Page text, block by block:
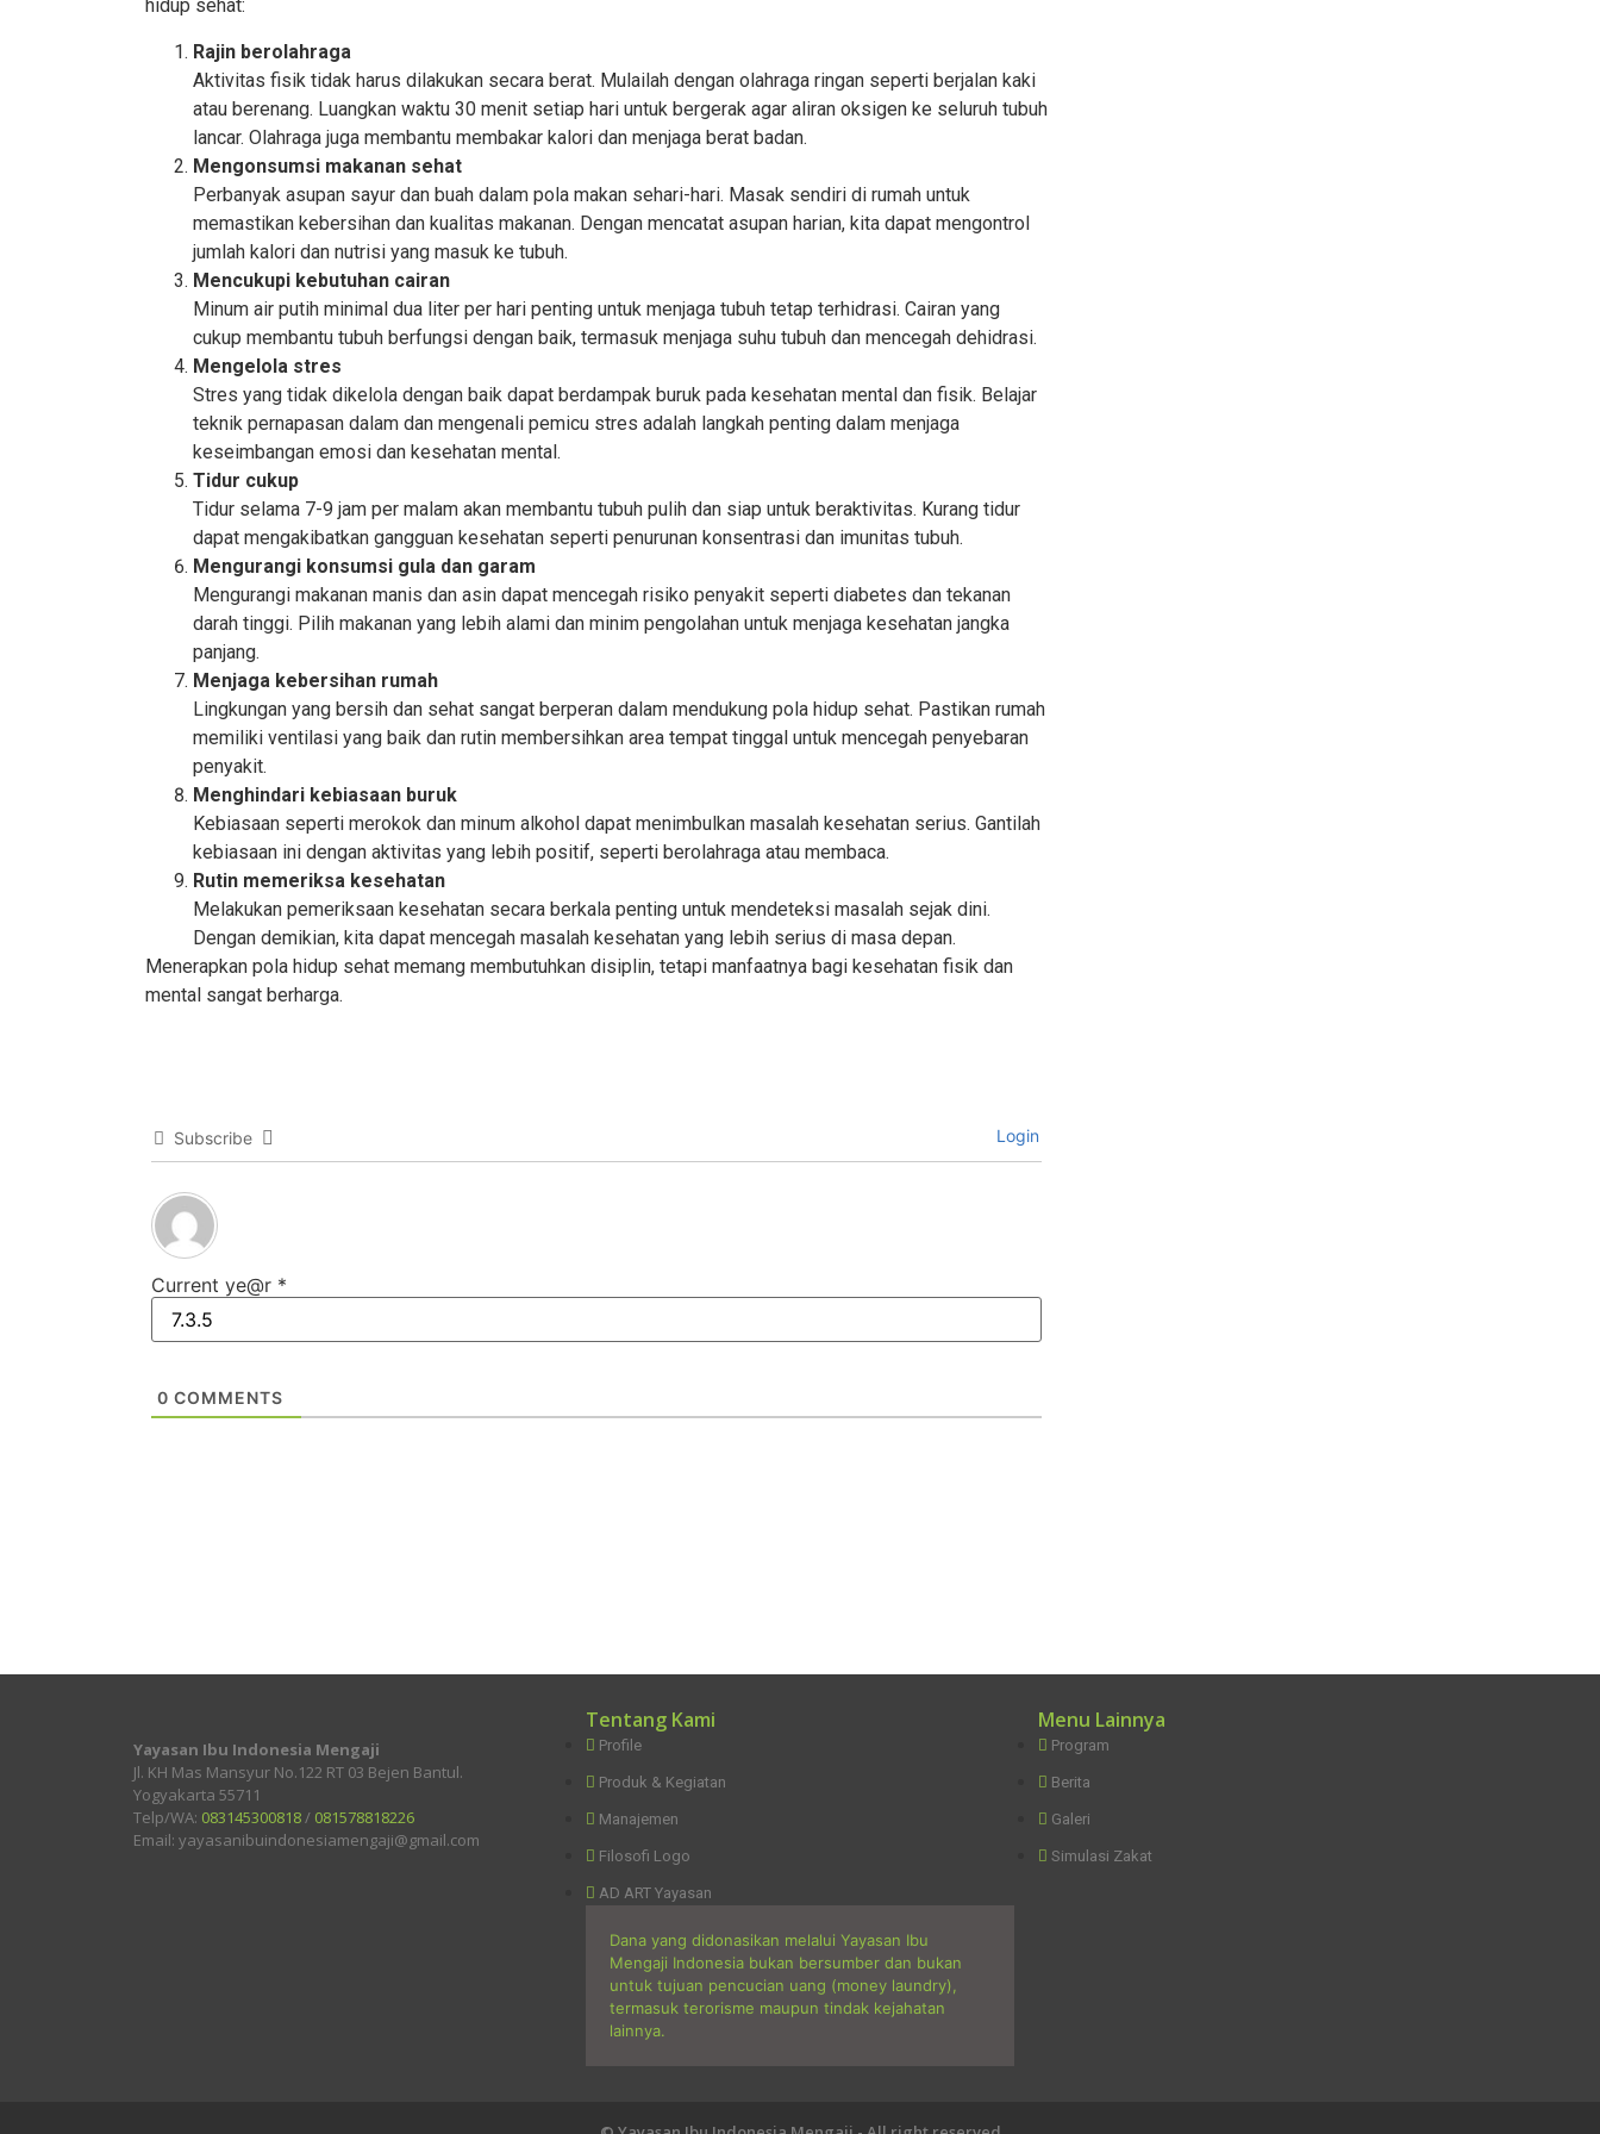
hidup sehat:
Rajin berolahraga
Aktivitas fisik tidak harus dilakukan secara berat. Mulailah dengan olahraga ringan seperti berjalan kaki
atau berenang. Luangkan waktu 30 menit setiap hari untuk bergerak agar aliran oksigen ke seluruh tubuh
lancar. Olahraga juga membantu membakar kalori dan menjaga berat badan.
Mengonsumsi makanan sehat
Perbanyak asupan sayur dan buah dalam pola makan sehari-hari. Masak sendiri di rumah untuk
memastikan kebersihan dan kualitas makanan. Dengan mencatat asupan harian, kita dapat mengontrol
jumlah kalori dan nutrisi yang masuk ke tubuh.
Mencukupi kebutuhan cairan
Minum air putih minimal dua liter per hari penting untuk menjaga tubuh tetap terhidrasi. Cairan yang
cukup membantu tubuh berfungsi dengan baik, termasuk menjaga suhu tubuh dan mencegah dehidrasi.
Mengelola stres
Stres yang tidak dikelola dengan baik dapat berdampak buruk pada kesehatan mental dan fisik. Belajar
teknik pernapasan dalam dan mengenali pemicu stres adalah langkah penting dalam menjaga
keseimbangan emosi dan kesehatan mental.
Tidur cukup
Tidur selama 7-9 jam per malam akan membantu tubuh pulih dan siap untuk beraktivitas. Kurang tidur
dapat mengakibatkan gangguan kesehatan seperti penurunan konsentrasi dan imunitas tubuh.
Mengurangi konsumsi gula dan garam
Mengurangi makanan manis dan asin dapat mencegah risiko penyakit seperti diabetes dan tekanan
darah tinggi. Pilih makanan yang lebih alami dan minim pengolahan untuk menjaga kesehatan jangka
panjang.
Menjaga kebersihan rumah
Lingkungan yang bersih dan sehat sangat berperan dalam mendukung pola hidup sehat. Pastikan rumah
memiliki ventilasi yang baik dan rutin membersihkan area tempat tinggal untuk mencegah penyebaran
penyakit.
Menghindari kebiasaan buruk
Kebiasaan seperti merokok dan minum alkohol dapat menimbulkan masalah kesehatan serius. Gantilah
kebiasaan ini dengan aktivitas yang lebih positif, seperti berolahraga atau membaca.
Rutin memeriksa kesehatan
Melakukan pemeriksaan kesehatan secara berkala penting untuk mendeteksi masalah sejak dini.
Dengan demikian, kita dapat mencegah masalah kesehatan yang lebih serius di masa depan.
Menerapkan pola hidup sehat memang membutuhkan disiplin, tetapi manfaatnya bagi kesehatan fisik dan
mental sangat berharga.
Subscribe Login
Current ye@r *
0 COMMENTS
Yayasan Ibu Indonesia Mengaji
Jl. KH Mas Mansyur No.122 RT 03 Bejen Bantul.
Yogyakarta 55711
Telp/WA: 083145300818/ 081578818226
Email: yayasanibuindonesiamengaji@gmail.com
Tentang Kami
Profile
Produk & Kegiatan
Manajemen
Filosofi Logo
AD ART Yayasan
Dana yang didonasikan melalui Yayasan Ibu
Mengaji Indonesia bukan bersumber dan bukan
untuk tujuan pencucian uang (money laundry),
termasuk terorisme maupun tindak kejahatan
lainnya.
Menu Lainnya
Program
Berita
Galeri
Simulasi Zakat